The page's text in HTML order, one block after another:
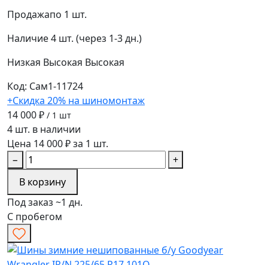
Продажапо 1 шт.
Наличие4 шт. (через 1-3 дн.)
Низкая Высокая Высокая
Код: Сам1-11724
+Скидка 20% на шиномонтаж
14 000 ₽ / 1 шт
4 шт. в наличии
Цена 14 000 ₽ за 1 шт.
−
+
В корзину
Под заказ ~1 дн.
С пробегом